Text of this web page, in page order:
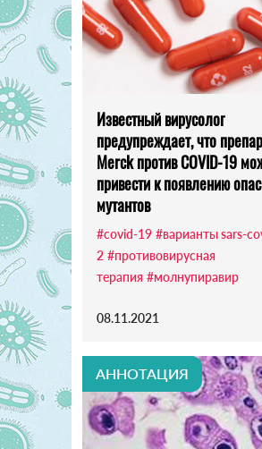
Известный вирусолог
предупреждает, что
Merck против COVID-19
привести к появлению
мутантов
#covid-19 #варианты sars-
2 #противовирусная
терапия #молнупиравир
08.11.2021
АННОТАЦИЯ